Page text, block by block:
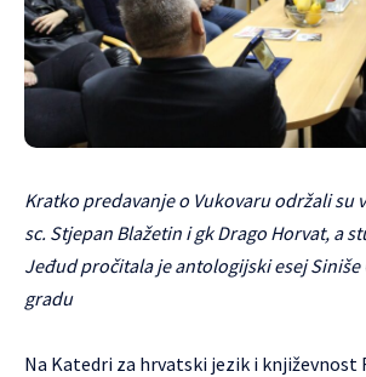
Kratko predavanje o Vukovaru održali su
sc. Stjepan Blažetin i gk Drago Horvat, a
Jeđud pročitala je antologijski esej Siniše
gradu
Na Katedri za hrvatski jezik i književnost